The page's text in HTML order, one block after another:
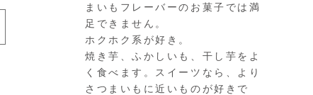
まいもフレーバーのお菓子では満
足できません。
ホクホク系が好き。
焼き芋、ふかしいも、干し芋をよ
く食べます。スイーツなら、より
さつまいもに近いものが好きで